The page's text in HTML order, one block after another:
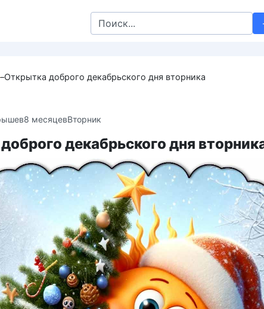
Search
for:
–Открытка доброго декабрьского дня вторника
8 месяцевВторник
декабрьского дня